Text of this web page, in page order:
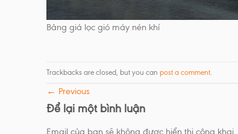
Bảng giá lọc gió máy nén khí
Trackbacks are closed, but you can post a comment
← Previous
Để lại một bình luận